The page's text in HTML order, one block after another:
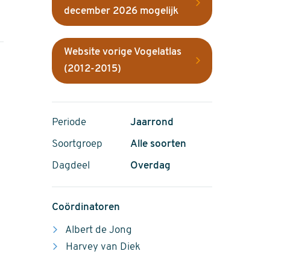
december 2026 mogelijk
Website vorige Vogelatlas
(2012-2015)
Periode Jaarrond
Soortgroep Alle soorten
Dagdeel Overdag
Coördinatoren
Albert de Jong
Harvey van Diek